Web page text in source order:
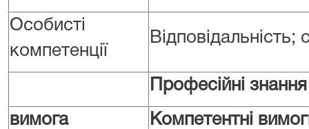
Особисті
компетенції
Відповідальність;
Професійні знання
вимога Компетентні